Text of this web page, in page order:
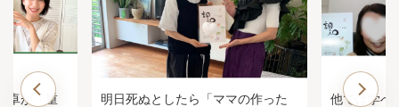
の作った
他では学べない、一生役に立つ面
子どもの鼻